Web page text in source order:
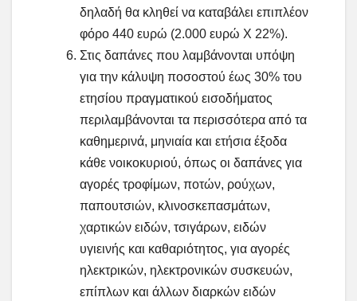
δηλαδή θα κληθεί να καταβάλει επιπλέον
φόρο 440 ευρώ (2.000 ευρώ Χ 22%).
Στις δαπάνες που λαμβάνονται υπόψη
για την κάλυψη ποσοστού έως 30% του
ετησίου πραγματικού εισοδήματος
περιλαμβάνονται τα περισσότερα από τα
καθημερινά, μηνιαία και ετήσια έξοδα
κάθε νοικοκυριού, όπως οι δαπάνες για
αγορές τροφίμων, ποτών, ρούχων,
παπουτσιών, κλινοσκεπασμάτων,
χαρτικών ειδών, τσιγάρων, ειδών
υγιεινής και καθαριότητος, για αγορές
ηλεκτρικών, ηλεκτρονικών συσκευών,
επίπλων και άλλων διαρκών ειδών